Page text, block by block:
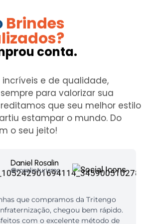
Brindes
conta.
e de qualidade,
para valorizar sua
que seu melhor estilo
estampar o mundo. Do
o seu jeito!
Daniel Rosalin
@rosalinturismo
que compramos da Tritengo
chegou bem rápido.
com o excelente método de